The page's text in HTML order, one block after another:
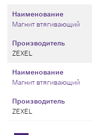
Производитель
ZEXEL
Наименование
Магнит втягивающий
Производитель
ZEXEL
Наименование
Магнит втягивающий